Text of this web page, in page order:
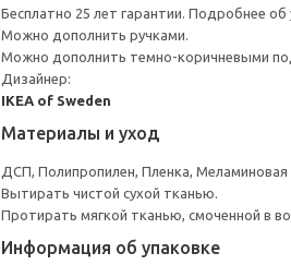
Бесплатно 25 лет гарантии. Подробнее
Можно дополнить ручками.
Можно дополнить темно-коричневыми
Дизайнер:
IKEA of Sweden
Материалы и уход
ДСП, Полипропилен, Пленка, Меламиновая
Вытирать чистой сухой тканью.
Протирать мягкой тканью, смоченной в
Информация об упаковке